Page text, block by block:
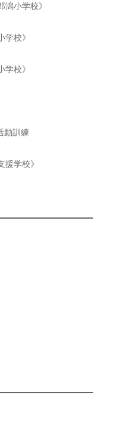
小学校》
校》
校》
動訓練
学校》